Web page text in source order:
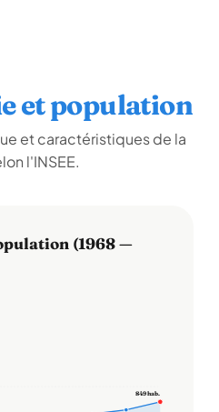
et population
et caractéristiques de la
l'INSEE.
(1968 —
849 hab.